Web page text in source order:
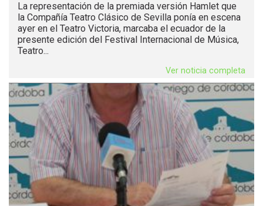
La representación de la premiada versión Hamlet que
la Compañía Teatro Clásico de Sevilla ponía en escena
ayer en el Teatro Victoria, marcaba el ecuador de la
presente edición del Festival Internacional de Música,
Teatro...
Ver noticia completa